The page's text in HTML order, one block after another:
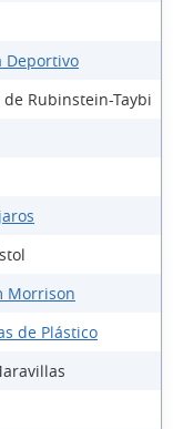
Deportivo
Rubinstein-Taybi
Morrison
de Plástico